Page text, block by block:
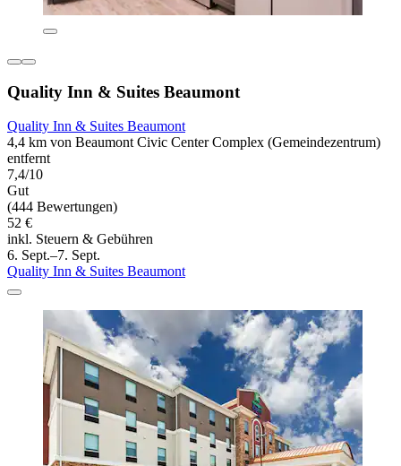
Quality Inn & Suites Beaumont
Quality Inn & Suites Beaumont
4,4 km von Beaumont Civic Center Complex (Gemeindezentrum)
entfernt
7,4/10
Gut
(444 Bewertungen)
52 €
inkl. Steuern & Gebühren
6. Sept.–7. Sept.
Quality Inn & Suites Beaumont